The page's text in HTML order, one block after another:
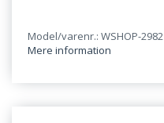
Model/varenr.: WSHOP-2982
Mere information